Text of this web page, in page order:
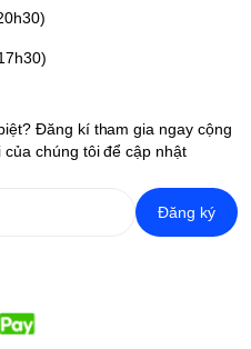
VƯỢNG
Youtube: Thịnh Vượng Thảm
Đăng kí tham gia ngay cộng
chúng tôi để cập nhật
Đăng ký